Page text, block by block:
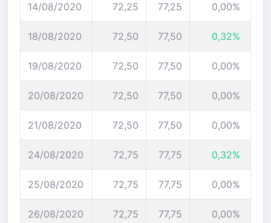
14/08/2020 72,25 77,25 0,00%
18/08/2020 72,50 77,50 0,32%
19/08/2020 72,50 77,50 0,00%
20/08/2020 72,50 77,50 0,00%
21/08/2020 72,50 77,50 0,00%
24/08/2020 72,75 77,75 0,32%
25/08/2020 72,75 77,75 0,00%
26/08/2020 72,75 77,75 0,00%